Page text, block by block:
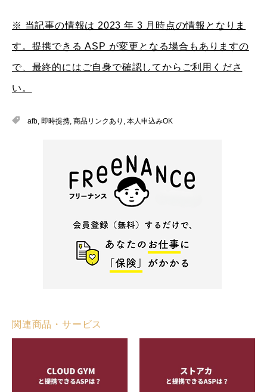
※ 当記事の情報は 2023 年 3 月時点の情報となりま
す。提携できる ASP が変更となる場合もありますの
で、最終的にはご自身で確認してからご利用くださ
い。
afb, 即時提携, 商品リンクあり , 本人申込みOK
関連商品・サービス